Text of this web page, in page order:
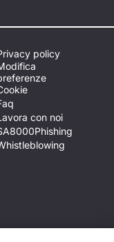
policy
con noi
Phishing